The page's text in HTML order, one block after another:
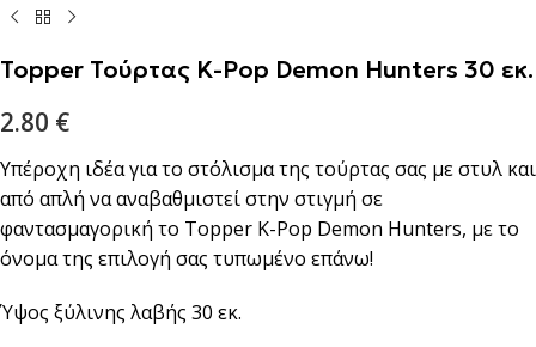
Topper Τούρτας K-Pop Demon Hunters 30 εκ.
2.80 €
Υπέροχη ιδέα για το στόλισμα της τούρτας σας με στυλ και
από απλή να αναβαθμιστεί στην στιγμή σε
φαντασμαγορική το Topper K-Pop Demon Hunters, με το
όνομα της επιλογή σας τυπωμένο επάνω!
Ύψος ξύλινης λαβής 30 εκ.